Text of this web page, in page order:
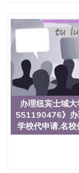
业找人做文凭
昆士兰大学学
士做文凭/购买
理圣托马斯大学
551190476》办
学校代申请,名
凭假学历假毕
失补办，制作文
购买文凭毕业证
一专业服务）录
Thomas
办理纽宾士域
551190476》办
学校代申请,名